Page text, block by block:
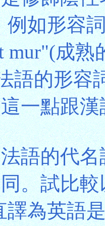
例如形容
成熟
語的形容
一點跟
語的代
。試比
譯為英語